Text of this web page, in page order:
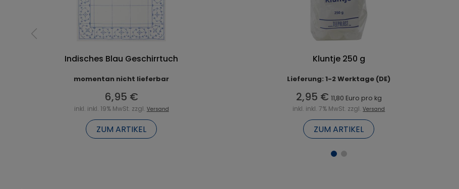
Indisches Blau Geschirrtuch
momentan nicht lieferbar
6,95 €
inkl. inkl. 19% MwSt. zzgl. Versand
ZUM ARTIKEL
Kluntje 250 g
Lieferung: 1-2 Werktage (DE)
2,95 € 11,80 Euro pro kg
inkl. inkl. 7% MwSt. zzgl.Versand
ZUM ARTIKEL